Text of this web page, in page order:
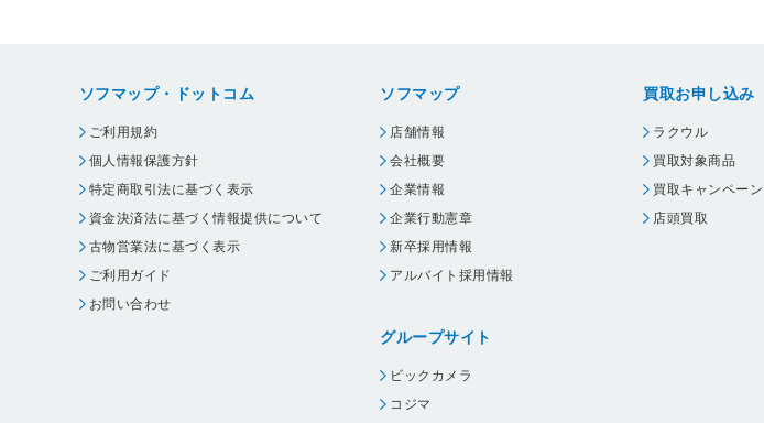
ソフマップ・ドットコム
ご利用規約
個人情報保護方針
特定商取引法に基づく表示
資金決済法に基づく情報提供について
古物営業法に基づく表示
ご利用ガイド
お問い合わせ
ソフマップ
店舗情報
会社概要
企業情報
企業行動憲章
新卒採用情報
アルバイト採用情報
グループサイト
ビックカメラ
コジマ
買取お申し込み
ラクウル
買取対象商品
買取キャンペーン
店頭買取